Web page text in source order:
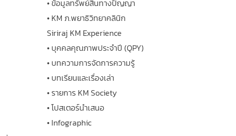
• ข้อมูลทรัพย์สินทางปัญญา
• KM ภ.พยาธิวิทยาคลินิก
Siriraj KM Experience
• บุคคลคุณภาพประจำปี (QPY)
• บทความการจัดการความรู้
• บทเรียนและเรื่องเล่า
• รายการ KM Society
• โปสเตอร์นำเสนอ
• Infographic